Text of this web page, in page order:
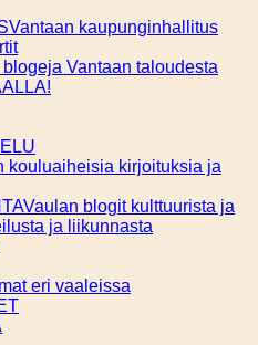
Vantaan kaupunginhallitus
Vantaan taloudesta
kouluaiheisia kirjoituksia ja
Vaulan blogit kulttuurista ja
ja liikunnasta
eri vaaleissa